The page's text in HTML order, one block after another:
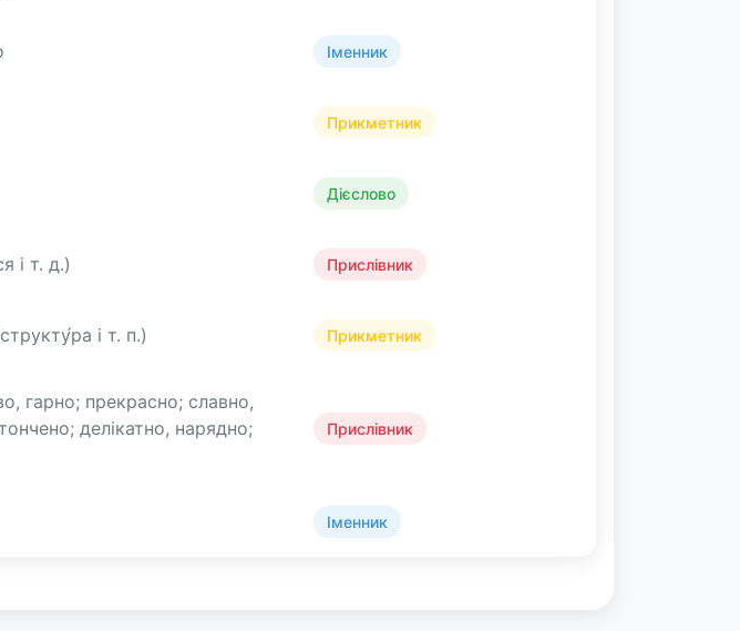
Іменник
Прикметник
Дієслово
і т. д.) Прислівник
і т. п.) Прикметник
гарно; прекрасно; славно,
делікатно, нарядно;
Прислівник
Іменник